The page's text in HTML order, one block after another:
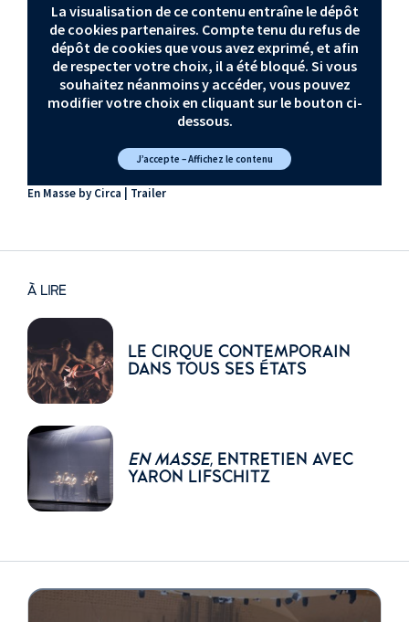
La visualisation de ce contenu entraîne le dépôt
de cookies partenaires. Compte tenu du refus de
dépôt de cookies que vous avez exprimé, et afin
de respecter votre choix, il a été bloqué. Si vous
souhaitez néanmoins y accéder, vous pouvez
modifier votre choix en cliquant sur le bouton ci-
dessous.
J’accepte – Affichez le contenu
En Masse by Circa | Trailer
À LIRE
LE CIRQUE CONTEMPORAIN
DANS TOUS SES ÉTATS
EN MASSE, ENTRETIEN AVEC
YARON LIFSCHITZ